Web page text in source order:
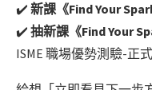
✔️ 新課《Find Your
✔️ 抽新課《Find Your
ISME 職場優勢測驗-正式